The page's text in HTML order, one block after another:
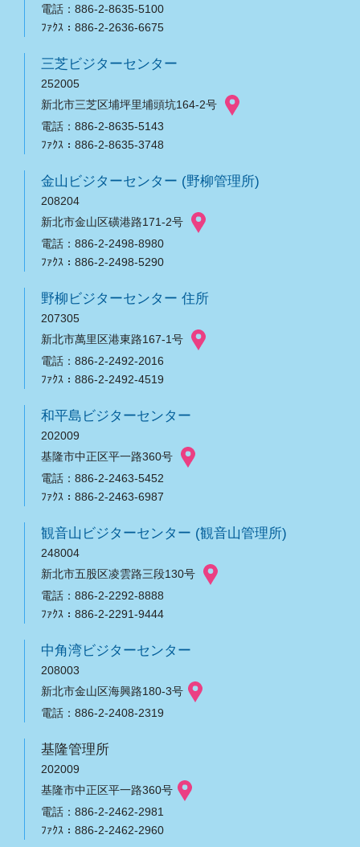
電話：886-2-8635-5100
ﾌｧｸｽ：886-2-2636-6675
三芝ビジターセンター
252005
新北市三芝区埔坪里埔頭坑164-2号
電話：886-2-8635-5143
ﾌｧｸｽ：886-2-8635-3748
金山ビジターセンター (野柳管理所)
208204
新北市金山区磺港路171-2号
電話：886-2-2498-8980
ﾌｧｸｽ：886-2-2498-5290
野柳ビジターセンター 住所
207305
新北市萬里区港東路167-1号
電話：886-2-2492-2016
ﾌｧｸｽ：886-2-2492-4519
和平島ビジターセンター
202009
基隆市中正区平一路360号
電話：886-2-2463-5452
ﾌｧｸｽ：886-2-2463-6987
観音山ビジターセンター (観音山管理所)
248004
新北市五股区凌雲路三段130号
電話：886-2-2292-8888
ﾌｧｸｽ：886-2-2291-9444
中角湾ビジターセンター
208003
新北市金山区海興路180-3号
電話：886-2-2408-2319
基隆管理所
202009
基隆市中正区平一路360号
電話：886-2-2462-2981
ﾌｧｸｽ：886-2-2462-2960